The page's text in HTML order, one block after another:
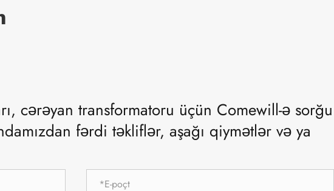
cərəyan transformatoru üçün Comewill-ə sorğu
fərdi təkliflər, aşağı qiymətlər və ya